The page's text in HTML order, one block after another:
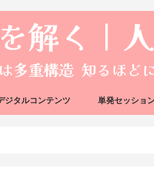
ジタルコンテンツ 単発セッショ